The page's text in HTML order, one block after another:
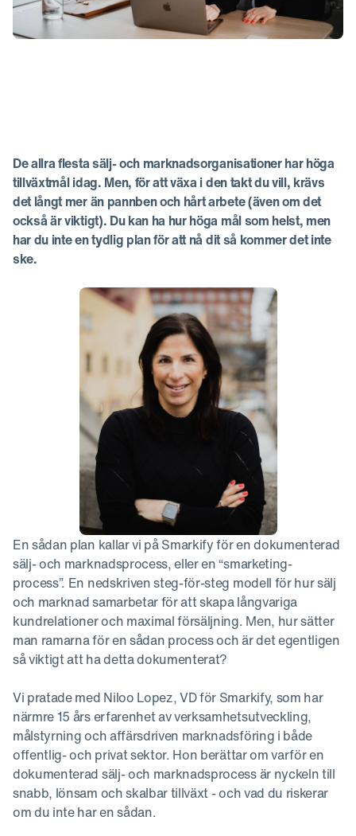
De allra flesta sälj- och marknadsorganisationer har höga
tillväxtmål idag. Men, för att växa i den takt du vill, krävs
det långt mer än pannben och hårt arbete (även om det
också är viktigt). Du kan ha hur höga mål som helst, men
har du inte en tydlig plan för att nå dit så kommer det inte
ske.
En sådan plan kallar vi på Smarkify för en dokumenterad
sälj- och marknadsprocess, eller en “smarketing-
process”. En nedskriven steg-för-steg modell för hur sälj
och marknad samarbetar för att skapa långvariga
kundrelationer och maximal försäljning. Men, hur sätter
man ramarna för en sådan process och är det egentligen
så viktigt att ha detta dokumenterat?
Vi pratade med Niloo Lopez, VD för Smarkify, som har
närmre 15 års erfarenhet av verksamhetsutveckling,
målstyrning och affärsdriven marknadsföring i både
offentlig- och privat sektor. Hon berättar om varför en
dokumenterad sälj- och marknadsprocess är nyckeln till
snabb, lönsam och skalbar tillväxt - och vad du riskerar
om du inte har en sådan.